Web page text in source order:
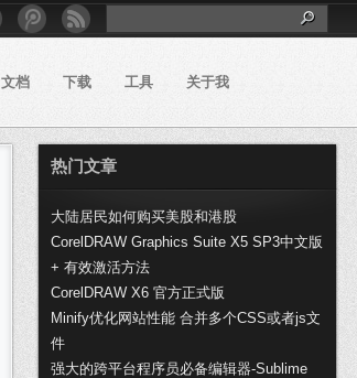
文档 下载 工具 关于我
热门文章
大陆居民如何购买美股和港股
CorelDRAW Graphics Suite X5 SP3中文版
+ 有效激活方法
CorelDRAW X6 官方正式版
Minify优化网站性能 合并多个CSS或者js文
件
强大的跨平台程序员必备编辑器-Sublime